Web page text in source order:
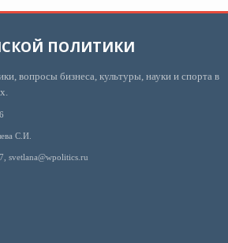
ПОЛИТИКИ
вопросы бизнеса, культуры, науки и спорта в
С.И.
svetlana@wpolitics.ru